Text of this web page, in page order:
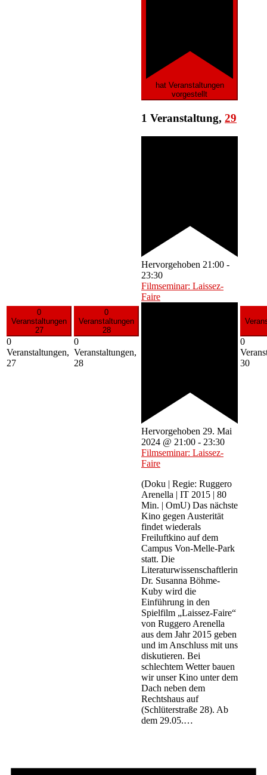
0
Veranstaltungen
27
0
Veranstaltungen,
27
0
Veranstaltungen
28
0
Veranstaltungen,
28
hat Veranstaltungen
vorgestellt
1 Veranstaltung, 29
Hervorgehoben 21:00 -
23:30
Filmseminar: Laissez-
Faire
Hervorgehoben 29. Mai
2024 @ 21:00 - 23:30
Filmseminar: Laissez-
Faire
(Doku | Regie: Ruggero
Arenella | IT 2015 | 80
Min. | OmU) Das nächste
Kino gegen Austerität
findet wiederals
Freiluftkino auf dem
Campus Von-Melle-Park
statt. Die
Literaturwissenschaftlerin
Dr. Susanna Böhme-
Kuby wird die
Einführung in den
Spielfilm „Laissez-Faire“
von Ruggero Arenella
aus dem Jahr 2015 geben
und im Anschluss mit uns
diskutieren. Bei
schlechtem Wetter bauen
wir unser Kino unter dem
Dach neben dem
Rechtshaus auf
(Schlüterstraße 28). Ab
dem 29.05.…
0
30